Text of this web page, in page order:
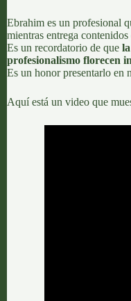
Ebrahim es un profesional
mientras entrega
Es un recordatorio de que
profesionalismo florecen
Es un honor presentarlo en
Aquí está un video que